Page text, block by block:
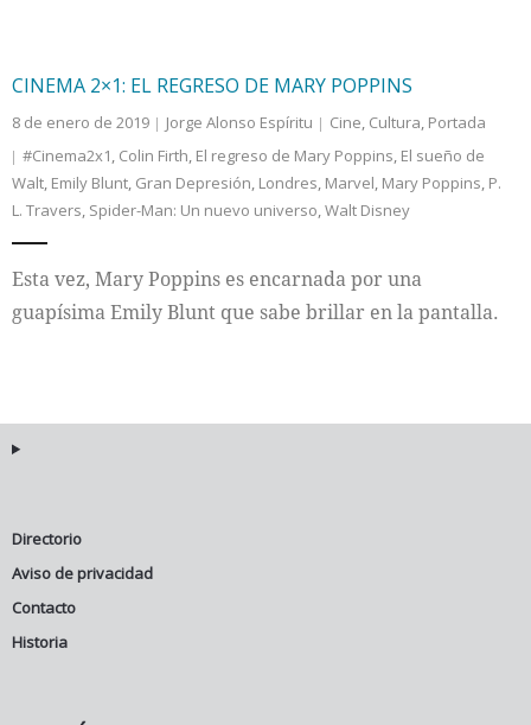
Nacional
Colaboradores
Cultura
CINEMA 2×1: EL REGRESO DE MARY POPPINS
8 de enero de 2019 Jorge Alonso Espíritu Cine, Cultura, Portada
#Cinema2x1, Colin Firth, El regreso de Mary Poppins, El sueño de
Walt, Emily Blunt, Gran Depresión, Londres, Marvel, Mary Poppins, P.
L. Travers, Spider-Man: Un nuevo universo,Walt Disney
Esta vez, Mary Poppins es encarnada por una
guapísima Emily Blunt que sabe brillar en la pantalla.
Directorio
Aviso de privacidad
Contacto
Historia